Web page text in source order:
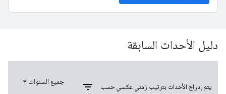
دليل الأحداث السابقة
يتم إدراج الأحداث بترتيب زمني عكسي حسب
filter_list جميع السنوات